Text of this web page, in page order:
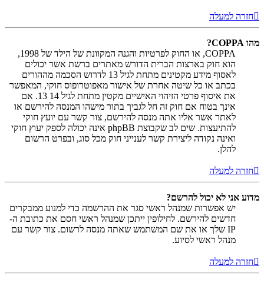
חזרה למעלה
מהו COPPA?
COPPA, או החוק לפרטיות והגנה המקוונת של הילד של 1998,
הוא חוק בארצות הברית הדורש מאתרים ברשת אשר יכולים
לאסוף מידע מקטינים מתחת לגיל 13 לדרוש הסכמה מההורים
בכתב או כל שיטה אחרת של אישור מאפוטרופוס חוקי, המאפשר
את איסוף פרטי הזיהוי האישיים מקטין מתחת לגיל 14 13. אם
אינך בטוח אם חוק זה חל לגביך בתור מישהו המנסה להירשם או
לאתר אשר אליו אתה מנסה להירשם, צור קשר עם יועץ חוקי
להתיעצות. שים לב שקבוצת phpBB אינה יכולה לספק יעוץ חוקי
ואינה נקודה ליצירת קשר לענייני חוק מכל סוג, ובפרט הרשום
להלן.
חזרה למעלה
מדוע אני לא יכול להרשם?
יש אפשרות שמנהל ראשי סגר את ההרשמה כדי למנוע ממבקרים
חדשים להירשם. לחילופין ייתכן שמנהל ראשי חסם את כתובת ה-
IP שלך או את שם המשתמש שאתה מנסה לרשום. צור קשר עם
מנהל ראשי לסיוע.
חזרה למעלה